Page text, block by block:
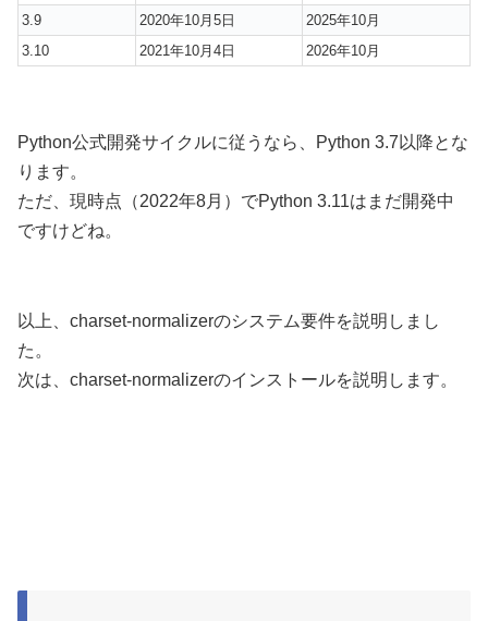
3.9
2020年10月5日
2025年10月
3.10
2021年10月4日 2026年10月
Python公式開発サイクルに従うなら、Python 3.7以降とな
ります。
ただ、現時点（2022年8月）でPython 3.11はまだ開発中
ですけどね。
以上、charset-normalizerのシステム要件を説明しまし
た。
次は、charset-normalizerのインストールを説明します。